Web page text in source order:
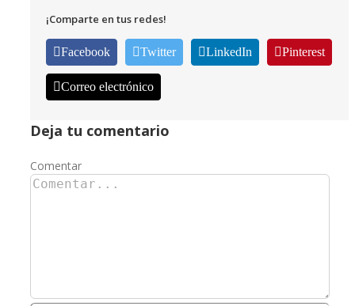
¡Comparte en tus redes!
Facebook Twitter LinkedIn Pinterest
Correo electrónico
Deja tu comentario
Comentar